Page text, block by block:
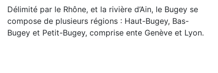
Délimité par le Rhône, et la rivière d’Ain, le Bugey se
compose de plusieurs régions : Haut-Bugey, Bas-
Bugey et Petit-Bugey, comprise ente Genève et Lyon.